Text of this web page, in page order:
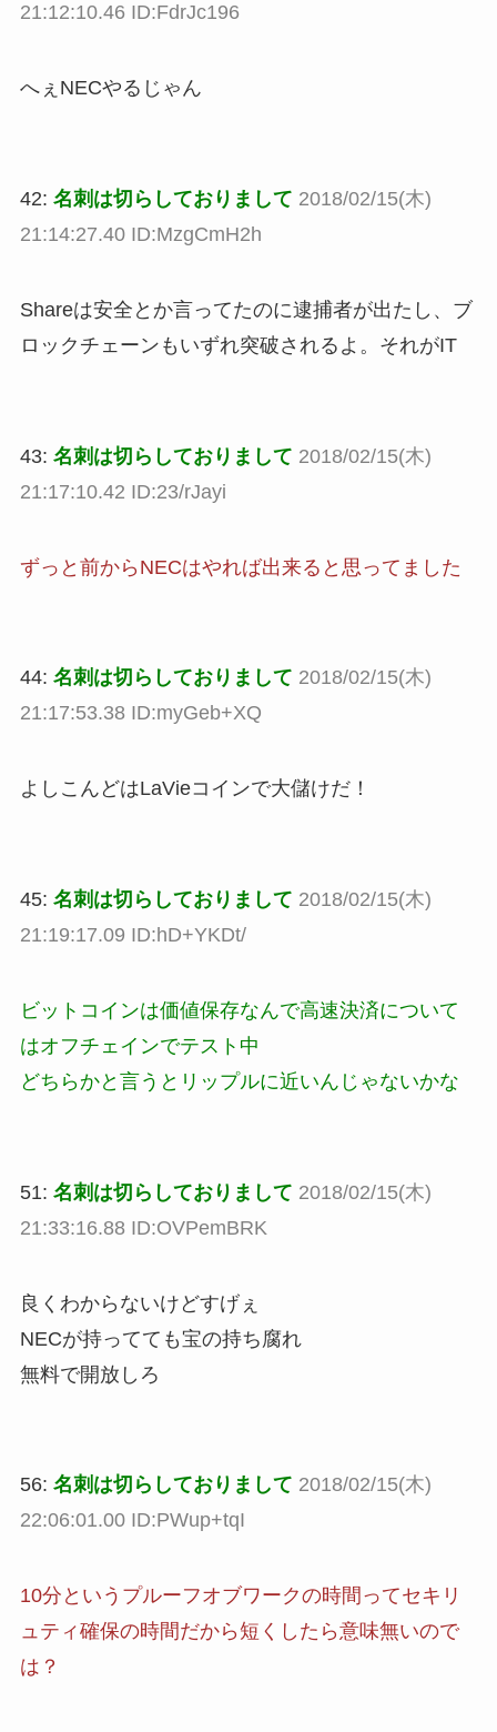
21:12:10.46 ID:FdrJc196
へぇNECやるじゃん
42: 名刺は切らしておりまして 2018/02/15(木)
21:14:27.40 ID:MzgCmH2h
Shareは安全とか言ってたのに逮捕者が出たし、ブ
ロックチェーンもいずれ突破されるよ。それがIT
43: 名刺は切らしておりまして 2018/02/15(木)
21:17:10.42 ID:23/rJayi
ずっと前からNECはやれば出来ると思ってました
44: 名刺は切らしておりまして 2018/02/15(木)
21:17:53.38 ID:myGeb+XQ
よしこんどはLaVieコインで大儲けだ！
45: 名刺は切らしておりまして 2018/02/15(木)
21:19:17.09 ID:hD+YKDt/
ビットコインは価値保存なんで高速決済について
はオフチェインでテスト中
どちらかと言うとリップルに近いんじゃないかな
51: 名刺は切らしておりまして 2018/02/15(木)
21:33:16.88 ID:OVPemBRK
良くわからないけどすげぇ
NECが持ってても宝の持ち腐れ
無料で開放しろ
56: 名刺は切らしておりまして 2018/02/15(木)
22:06:01.00 ID:PWup+tqI
10分というプルーフオブワークの時間ってセキリ
ュティ確保の時間だから短くしたら意味無いので
は？